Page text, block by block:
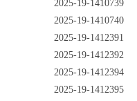
2025-19-1410739
2025-19-1410740
2025-19-1412391
2025-19-1412392
2025-19-1412394
2025-19-1412395